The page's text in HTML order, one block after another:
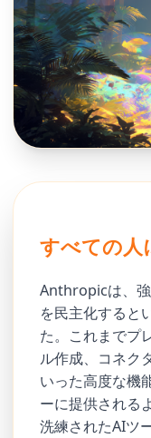
すべての人
Anthropicは、
を民主化すると
た。これまでプ
ル作成、コネク
いった高度な機
ーに提供される
洗練されたAIツ